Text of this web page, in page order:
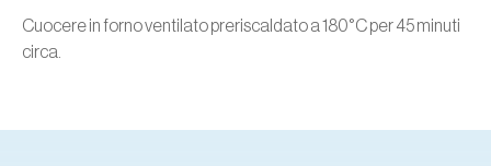
Cuocere in forno ventilato preriscaldato a 180°C per 45 minuti
circa.